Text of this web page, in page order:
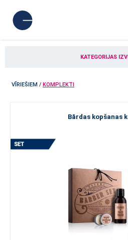
KATEGORIJAS
VĪRIEŠIEM / KOMPLEKTI
Bārdas kopšanas